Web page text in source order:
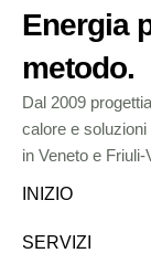
Energia
metodo.
Dal 2009
calore e
in Veneto e
INIZIO
SERVIZI